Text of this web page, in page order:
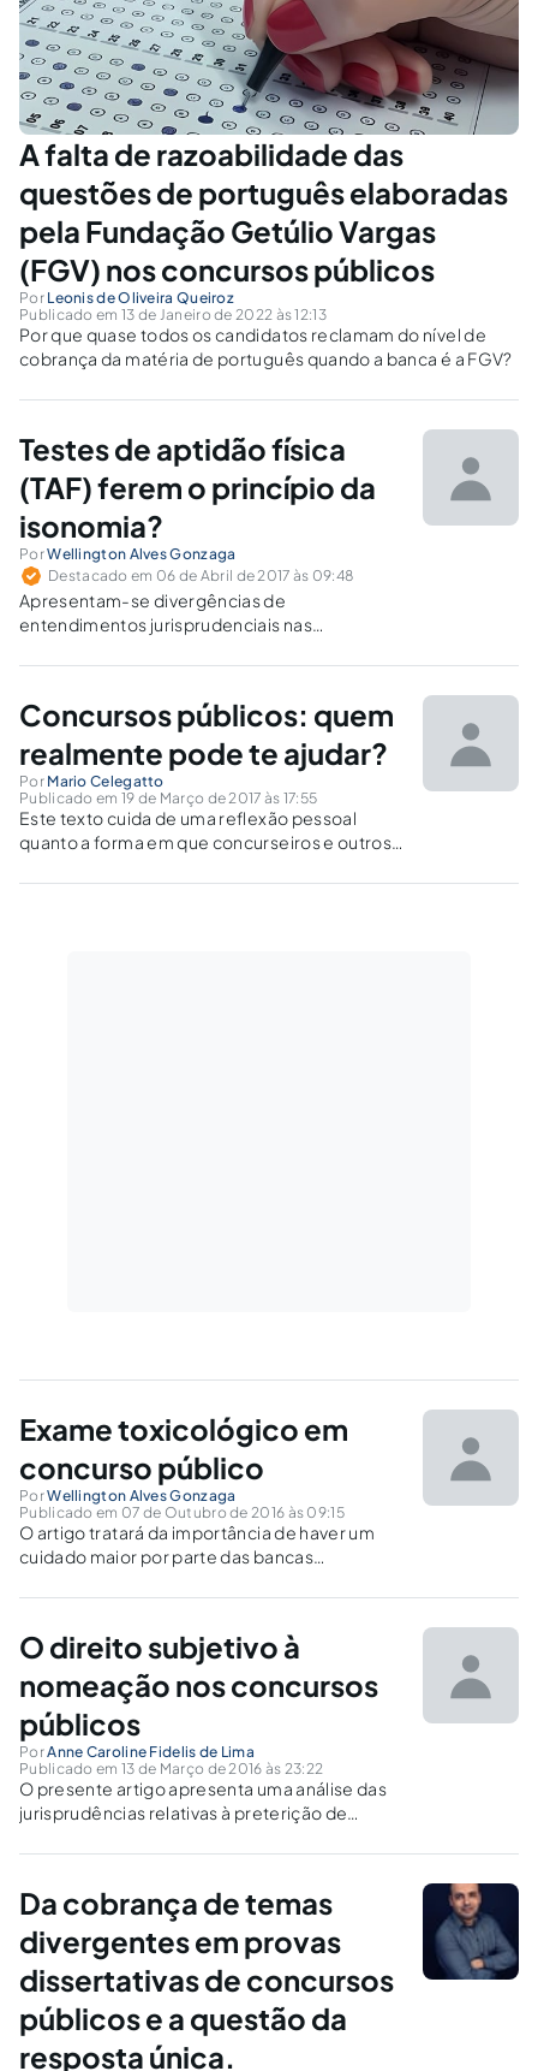
A falta de razoabilidade das
questões de português elaboradas
pela Fundação Getúlio Vargas
(FGV) nos concursos públicos
Por Leonis de Oliveira Queiroz
Publicado em 13 de Janeiro de 2022 às 12:13
Por que quase todos os candidatos reclamam do nível de
cobrança da matéria de português quando a banca é a FGV?
Testes de aptidão física
(TAF) ferem o princípio da
isonomia?
PorWellington Alves Gonzaga
Destacado em 06 de Abril de 2017 às 09:48
Apresentam-se divergências de
entendimentos jurisprudenciais nas
física em concursos públicos, a necessidade
ofensa ao princípio da isonomia.
Concursos públicos: quem
realmente pode te ajudar?
Por Mario Celegatto
Publicado em 19 de Março de 2017 às 17:55
Este texto cuida de uma reflexão pessoal
quanto a forma em que concurseiros e outros
mercado gerado pelos concursos públicos.
Exame toxicológico em
concurso público
PorWellington Alves Gonzaga
Publicado em 07 de Outubro de 2016 às 09:15
O artigo tratará da importância de haver um
cuidado maior por parte das bancas
exame toxicológico de candidatos, para que
O direito subjetivo à
nomeação nos concursos
públicos
PorAnne Caroline Fidelis de Lima
Publicado em 13 de Março de 2016 às 23:22
O presente artigo apresenta uma análise das
jurisprudências relativas à preterição de
Da cobrança de temas
divergentes em provas
dissertativas de concursos
públicos e a questão da
resposta única.